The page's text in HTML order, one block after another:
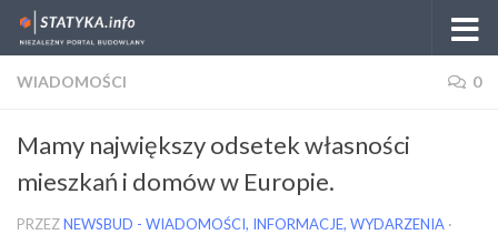
Skip to content
WIADOMOŚCI 0
Mamy największy odsetek własności
mieszkań i domów w Europie.
PRZEZNEWSBUD - WIADOMOŚCI, INFORMACJE, WYDARZENIA ·